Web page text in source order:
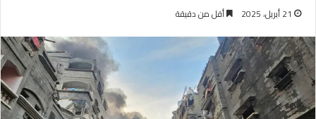
21 أبريل، 2025 أقل من دقيقة